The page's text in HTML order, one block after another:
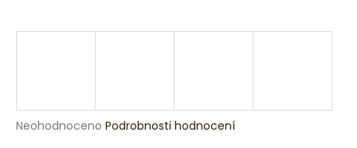
Průměrné
Neohodnoceno Podrobnosti hodnocení
j
?